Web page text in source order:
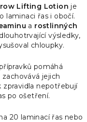
Lifting Lotion je
laminaci řas i obočí.
a rostlinných
výsledky,
chloupky.
pomáhá
jejich
zpravidla nepotřebují
po ošetření.
20 laminací řas nebo